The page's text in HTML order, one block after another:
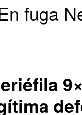
fuga